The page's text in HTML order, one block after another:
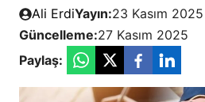
Ali ErdiYayın:23 Kasım 2025
Güncelleme:27 Kasım 2025
Paylaş: